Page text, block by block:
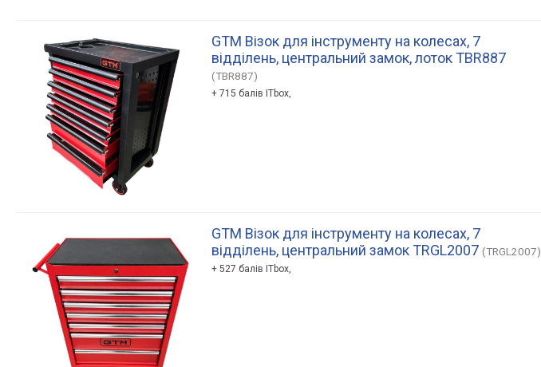
GTM Візок для інструменту на колесах, 7
відділень, центральний замок, лоток TBR887
(TBR887)
+ 715 балів ITbox,
GTM Візок для інструменту на колесах, 7
відділень, центральний замок TRGL2007 (TRGL2007)
+ 527 балів ITbox,